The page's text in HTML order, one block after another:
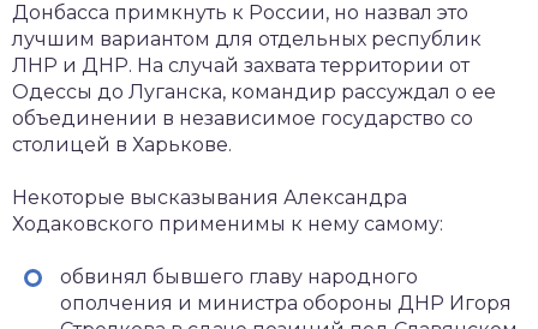
Донбасса примкнуть к России, но назвал это
лучшим вариантом для отдельных республик
ЛНР и ДНР. На случай захвата территории от
Одессы до Луганска, командир рассуждал о ее
объединении в независимое государство со
столицей в Харькове.
Некоторые высказывания Александра
Ходаковского применимы к нему самому:
обвинял бывшего главу народного
ополчения и министра обороны ДНР Игоря